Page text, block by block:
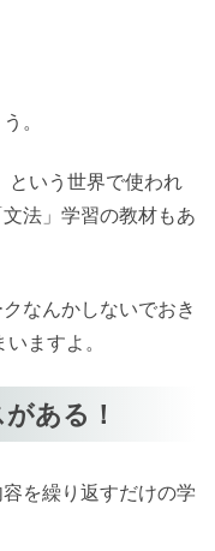
。
という世界で使われ
法」学習の教材もあ
なんかしないでおき
ますよ。
ある！
を繰り返すだけの学